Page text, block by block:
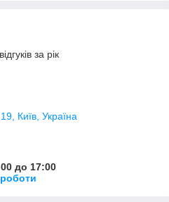
за рік
Київ, Україна
до 17:00